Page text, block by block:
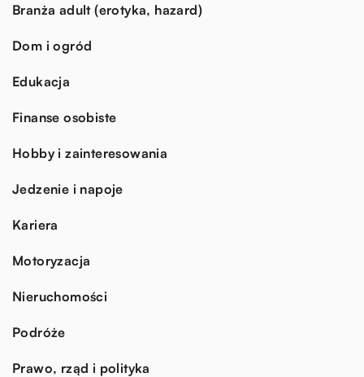
Branża adult (erotyka, hazard)
Dom i ogród
Edukacja
Finanse osobiste
Hobby i zainteresowania
Jedzenie i napoje
Kariera
Motoryzacja
Nieruchomości
Podróże
Prawo, rząd i polityka